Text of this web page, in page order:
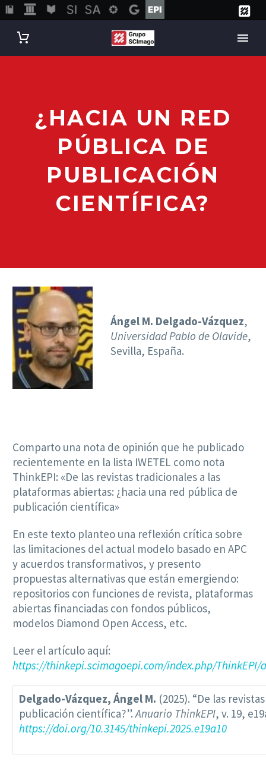
¿HACIA UN RED
PÚBLICA DE
PUBLICACIÓN
CIENTÍFICA?
Ángel M. Delgado-Vázquez,
Universidad Pablo de Olavide,
Sevilla, España.
Comparto una nota de opinión que he publicado
recientemente en la lista IWETEL como nota
ThinkEPI: «De las revistas tradicionales a las
plataformas abiertas: ¿hacia una red pública de
publicación científica»
En este texto planteo una reflexión crítica sobre
las limitaciones del actual modelo basado en APC
y acuerdos transformativos, y presento
propuestas alternativas que están emergiendo:
repositorios con funciones de revista, plataformas
abiertas financiadas con fondos públicos,
modelos Diamond Open Access, etc.
Leer el artículo aquí:
https://thinkepi.scimagoepi.com/index.php/ThinkEPI/
Delgado-Vázquez, Ángel M. (2025). “De las
publicación científica?”.Anuario ThinkEPI, v. 19,
https://doi.org/10.3145/thinkepi.2025.e19a10